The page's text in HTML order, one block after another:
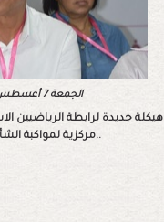
الجمعة 7 أغسطس 2026 - 11:22
هيكلة جديدة لرابطة الرياضيين
مركزية لمواكبة الشأن الرياضي ببلادنا..